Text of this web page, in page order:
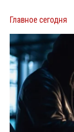
Главное сегодня